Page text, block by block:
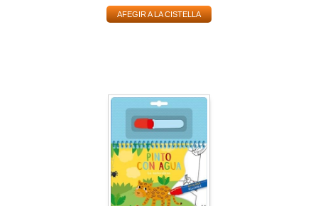
AFEGIR A LA CISTELLA